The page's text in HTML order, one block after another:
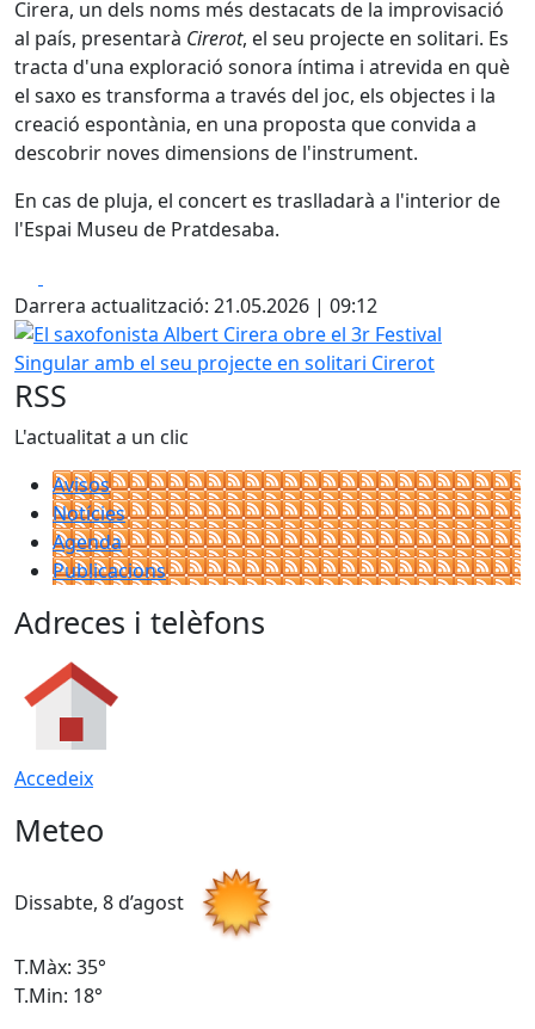
Cirera, un dels noms més destacats de la improvisació
al país, presentarà Cirerot, el seu projecte en solitari. Es
tracta d'una exploració sonora íntima i atrevida en què
el saxo es transforma a través del joc, els objectes i la
creació espontània, en una proposta que convida a
descobrir noves dimensions de l'instrument.
En cas de pluja, el concert es traslladarà a l'interior de
l'Espai Museu de Pratdesaba.
Darrera actualització: 21.05.2026 | 09:12
El saxofonista Albert Cirera obre el 3r Festival Singular
RSS
L'actualitat a un clic
Avisos
Notícies
Agenda
Publicacions
Adreces i telèfons
Accedeix
Meteo
Dissabte, 8 d’agost
T.Màx: 35°
T.Min: 18°